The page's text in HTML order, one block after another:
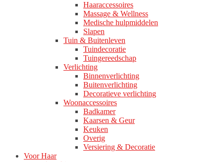
Haaraccessoires
Massage & Wellness
Medische hulpmiddelen
Slapen
Tuin & Buitenleven
Tuindecoratie
Tuingereedschap
Verlichting
Binnenverlichting
Buitenverlichting
Decoratieve verlichting
Woonaccessoires
Badkamer
Kaarsen & Geur
Keuken
Overig
Versiering & Decoratie
Voor Haar